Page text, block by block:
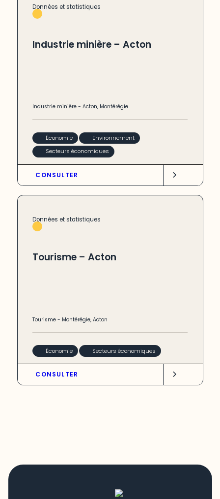
Données et statistiques
Industrie minière – Acton
Industrie minière -Acton, Montérégie
Économie
Environnement
Secteurs économiques
CONSULTER
Données et statistiques
Tourisme – Acton
Tourisme - Montérégie,Acton
Économie Secteurs économiques
CONSULTER